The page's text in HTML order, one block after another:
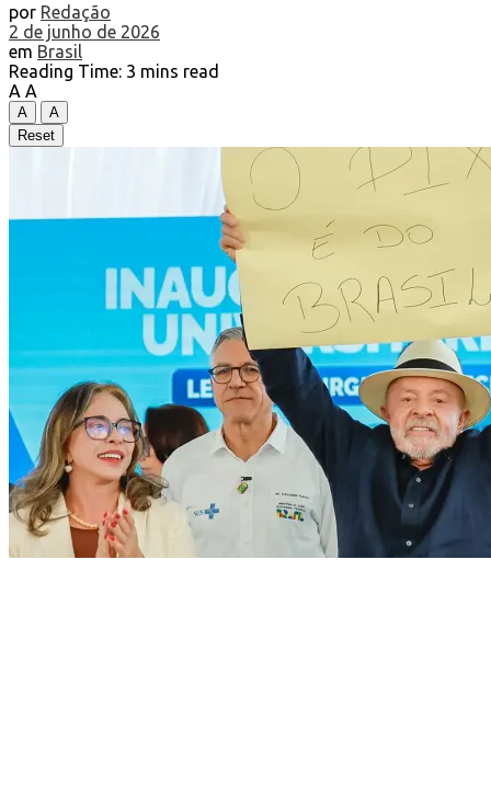
por Redação
2 de junho de 2026
em Brasil
Reading Time: 3 mins read
A A
A
A
Reset